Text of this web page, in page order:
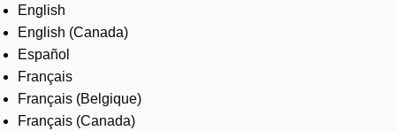
Careers
English
English (Canada)
Español
Français
Français (Belgique)
Français (Canada)